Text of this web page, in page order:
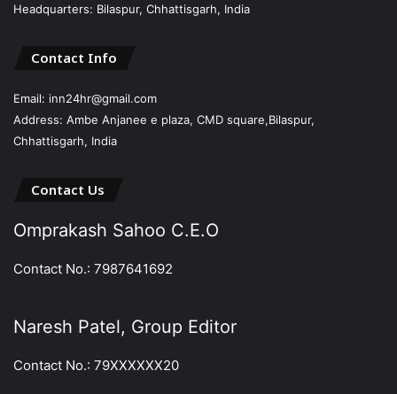
Headquarters: Bilaspur, Chhattisgarh, India
Contact Info
Email: inn24hr@gmail.com
Address: Ambe Anjanee e plaza, CMD square,Bilaspur,
Chhattisgarh, India
Contact Us
Omprakash Sahoo C.E.O
Contact No.: 7987641692
Naresh Patel, Group Editor
Contact No.: 79XXXXXX20